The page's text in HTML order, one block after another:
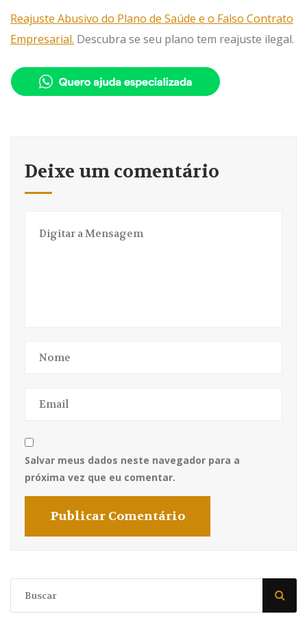
Reajuste Abusivo do Plano de Saúde e o Falso Contrato
Empresarial. Descubra se seu plano tem reajuste ilegal.
Deixe um comentário
Salvar meus dados neste navegador para a
próxima vez que eu comentar.